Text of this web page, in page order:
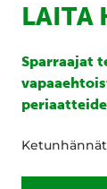
LAITA
Sparraajat